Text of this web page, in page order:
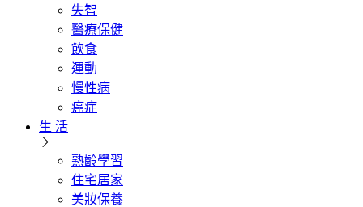
失智
醫療保健
飲食
運動
慢性病
癌症
生 活
熟齡學習
住宅居家
美妝保養